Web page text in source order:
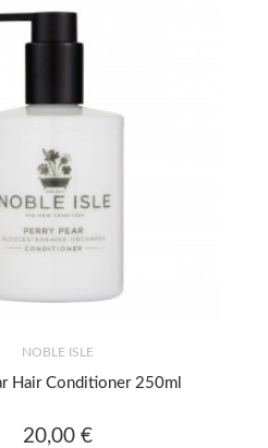
NOBLE ISLE
Hair Conditioner 250ml
20,00 €